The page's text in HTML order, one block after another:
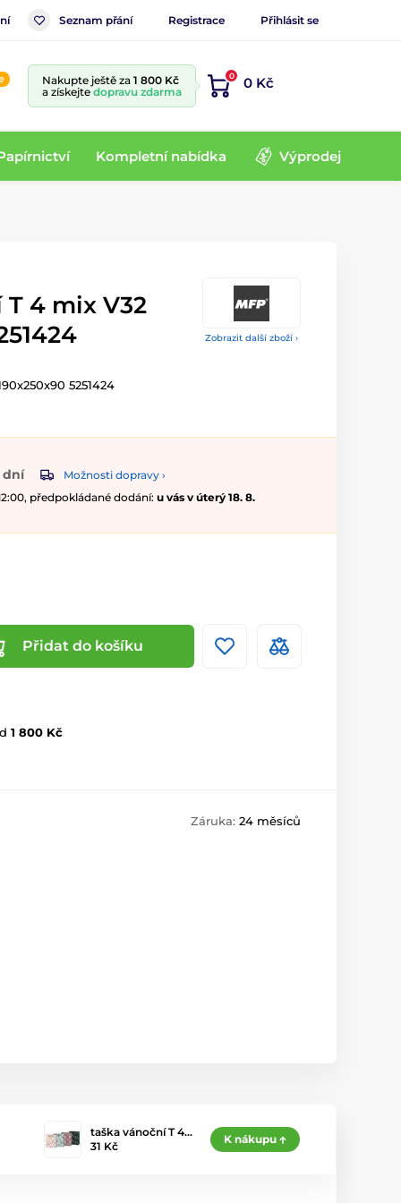
Seznam přání Registrace Přihlásit se
Nakupte ještě za 1 800 Kč
a získejte dopravu zdarma
0 0 Kč
Kompletní nabídka Výprodej
Zobrazit další zboží ›
4 mix V32
5251424
dní
Možnosti dopravy ›
předpokládané dodání: u vás v úterý 18. 8.
Přidat do košíku
1 800 Kč
Záruka: 24 měsíců
taška vánoční T 4…
31 Kč
K nákupu